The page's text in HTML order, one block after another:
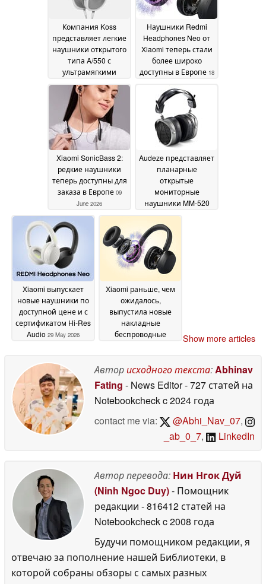
Компания Koss
представляет легкие
наушники открытого
типа A/550 с
ультрамягкими
амбушюрами02 July
2026
Наушники Redmi
Headphones Neo от
Xiaomi теперь стали
более широко
доступны в Европе 18
Xiaomi SonicBass 2:
редкие наушники
теперь доступны для
заказа в Европе 09
June 2026
Audeze представляет
планарные
открытые
мониторные
наушники MM-520
для музыкальных
продюсеров
2026
Xiaomi выпускает
новые наушники по
доступной цене и с
сертификатом Hi-Res
Audio 29 May 2026
Xiaomi раньше, чем
ожидалось,
выпустила новые
накладные
беспроводные
работы26 May 2026
Show more articles
Авторисходного текста:Abhinav
Fating - News Editor- 727 статей на
Notebookcheckc 2024 года
contact me via:
@Abhi_Nav_07,
_ab_0_7, LinkedIn
Автор перевода: Нин Нгок Дуй
(Ninh Ngoc Duy)- Помощник
редакции - 816412 статей на
Notebookcheckc 2008 года
Будучи помощником редакции, я
отвечаю за пополнение нашей Библиотеки, в
которой собраны обзоры с самых разных